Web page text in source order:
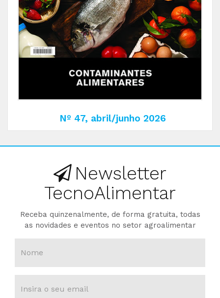
Nº 47, abril/junho 2026
Newsletter
TecnoAlimentar
Receba quinzenalmente, de forma gratuita, todas
as novidades e eventos no setor agroalimentar